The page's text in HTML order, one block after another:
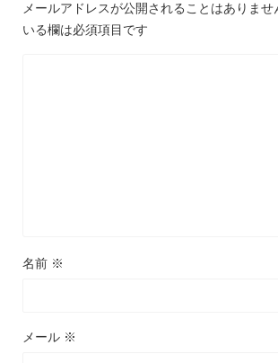
メールアドレスが公開されることはありませ
いる欄は必須項目です
名前 ※
メール ※